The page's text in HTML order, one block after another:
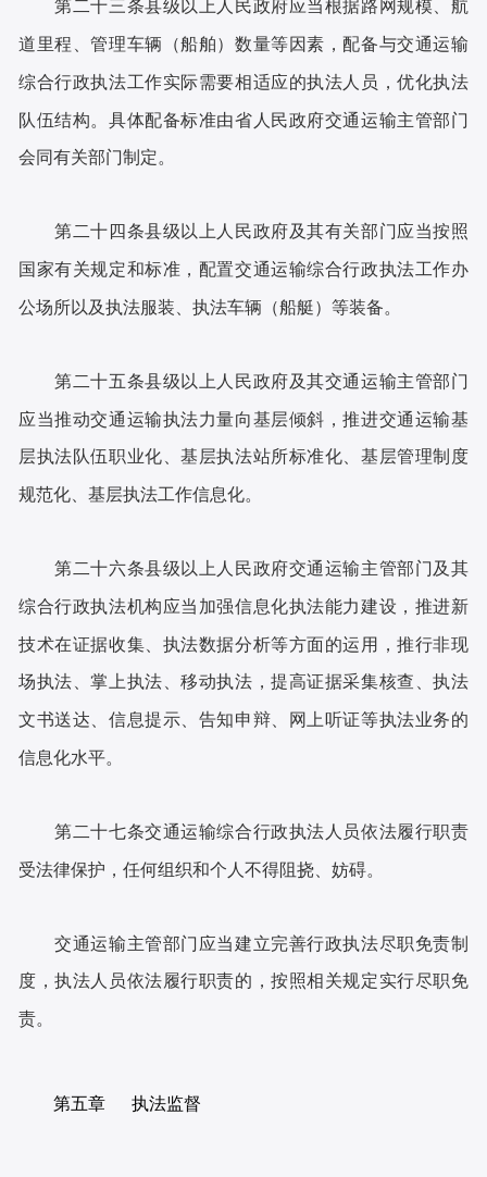
第二十三条县级以上人民政府应当根据路网规模、航
道里程、管理车辆（船舶）数量等因素，配备与交通运输
综合行政执法工作实际需要相适应的执法人员，优化执法
队伍结构。具体配备标准由省人民政府交通运输主管部门
会同有关部门制定。
第二十四条县级以上人民政府及其有关部门应当按照
国家有关规定和标准，配置交通运输综合行政执法工作办
公场所以及执法服装、执法车辆（船艇）等装备。
第二十五条县级以上人民政府及其交通运输主管部门
应当推动交通运输执法力量向基层倾斜，推进交通运输基
层执法队伍职业化、基层执法站所标准化、基层管理制度
规范化、基层执法工作信息化。
第二十六条县级以上人民政府交通运输主管部门及其
综合行政执法机构应当加强信息化执法能力建设，推进新
技术在证据收集、执法数据分析等方面的运用，推行非现
场执法、掌上执法、移动执法，提高证据采集核查、执法
文书送达、信息提示、告知申辩、网上听证等执法业务的
信息化水平。
第二十七条交通运输综合行政执法人员依法履行职责
受法律保护，任何组织和个人不得阻挠、妨碍。
交通运输主管部门应当建立完善行政执法尽职免责制
度，执法人员依法履行职责的，按照相关规定实行尽职免
责。
第五章 执法监督